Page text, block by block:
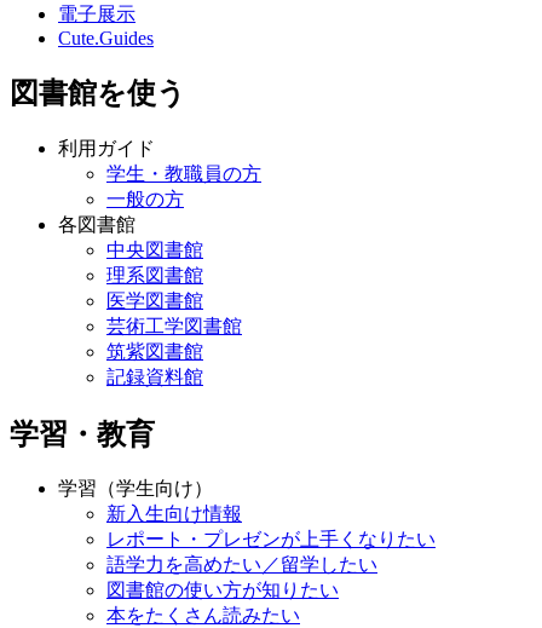
電子展示
Cute.Guides
図書館を使う
利用ガイド
学生・教職員の方
一般の方
各図書館
中央図書館
理系図書館
医学図書館
芸術工学図書館
筑紫図書館
記録資料館
学習・教育
学習（学生向け）
新入生向け情報
レポート・プレゼンが上手くなりたい
語学力を高めたい／留学したい
図書館の使い方が知りたい
本をたくさん読みたい